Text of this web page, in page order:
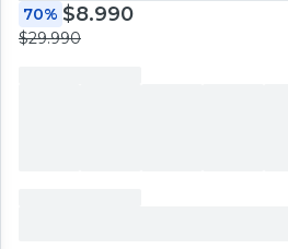
70% $8.990
$29.990